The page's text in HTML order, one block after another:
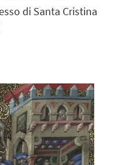
di Santa Cristina